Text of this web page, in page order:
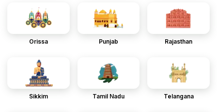
Orissa Punjab Rajasthan
Sikkim Tamil Nadu Telangana